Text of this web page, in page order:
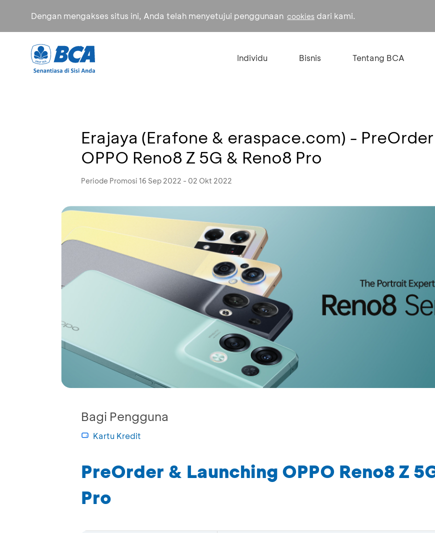
Dengan mengakses situs ini, Anda telah menyetujui penggunaan cookies dari kami.
Individu Bisnis Tentang BCA
Erajaya (Erafone & eraspace.com) -
OPPO Reno8 Z 5G & Reno8 Pro
Periode Promosi 16 Sep 2022 - 02 Okt 2022
Bagi Pengguna
Kartu Kredit
PreOrder & Launching OPPO Reno8 Z
Pro